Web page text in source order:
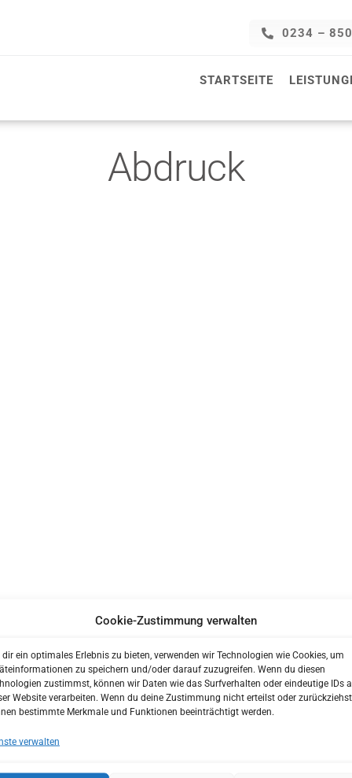
Cookie-Zustimmung verwalten
dir ein optimales Erlebnis zu bieten, verwenden wir Technologien wie Cookies, um
zu speichern und/oder darauf zuzugreifen. Wenn du diesen
zustimmst, können wir Daten wie das Surfverhalten oder eindeutige IDs
Website verarbeiten. Wenn du deine Zustimmung nicht erteilst oder
bestimmte Merkmale und Funktionen beeinträchtigt werden.
verwalten
0234 –
STARTSEITE
Abdruck
Praxis?
kennenzulernen bevor Sie zu uns in die Praxis kommen.
Anamnesebogen zu Hause in Ruhe auszufüllen.
ersten Besuch auf Ihre individuellen Wünsche und